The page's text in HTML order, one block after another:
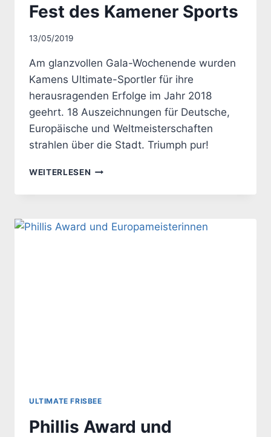
Fest des Kamener Sports
Von
13/05/2019
Am glanzvollen Gala-Wochenende wurden
Kamens Ultimate-Sportler für ihre
herausragenden Erfolge im Jahr 2018
geehrt. 18 Auszeichnungen für Deutsche,
Europäische und Weltmeisterschaften
strahlen über die Stadt. Triumph pur!
WEITERLESEN FEST
KAMENER
ULTIMATE FRISBEE
Phillis Award und